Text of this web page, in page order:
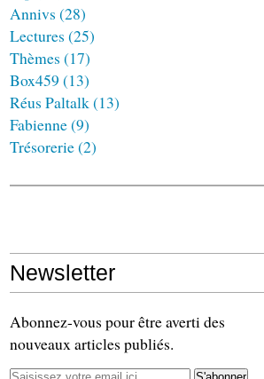
Annivs (28)
Lectures (25)
Thèmes (17)
Box459 (13)
Réus Paltalk(13)
Fabienne(9)
Trésorerie(2)
Newsletter
Abonnez-vous pour être averti des
nouveaux articles publiés.